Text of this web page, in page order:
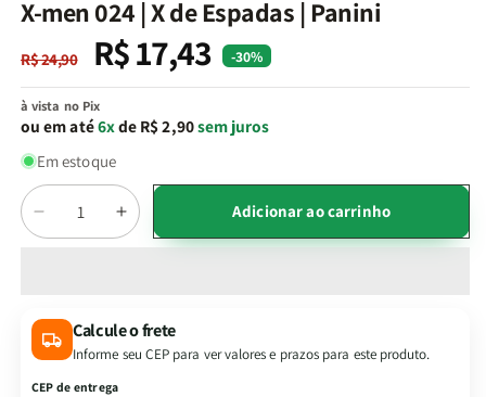
janela
X-men 024 | X de Espadas | Panini
Preço
normal
R$ 24,90
Preço
promocional
R$ 17,43 -30%
à vista no Pix
ou em até6xde R$ 2,90sem juros
Em estoque
Quantidade
Diminuir
a
men
024
|
Aumentar
a
men
024
Adicionar ao carrinho
Calcule o frete
Informe seu CEP para ver valores e prazos para este produto.
CEP de entrega